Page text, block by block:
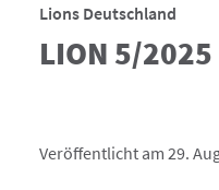
Lions Deutschland
LION 5/2025
Veröffentlicht am 29.